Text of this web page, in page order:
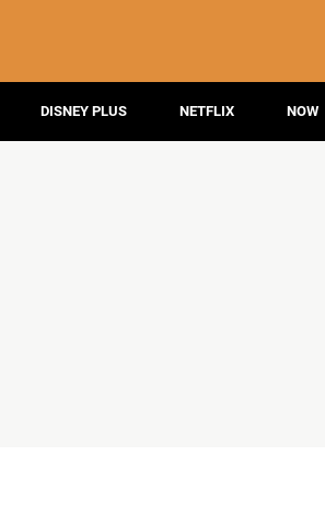
DISNEY PLUS NETFLIX NOW